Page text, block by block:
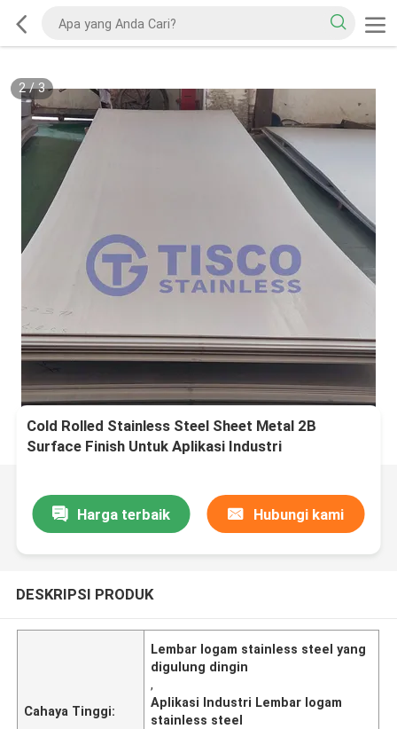
2/3
Cold Rolled Stainless Steel Sheet Metal 2B
Surface Finish Untuk Aplikasi Industri
Harga terbaik Hubungi kami
DESKRIPSI PRODUK
Cahaya Tinggi:
Lembar logam stainless steel yang
digulung dingin
,
Aplikasi Industri Lembar logam
stainless steel